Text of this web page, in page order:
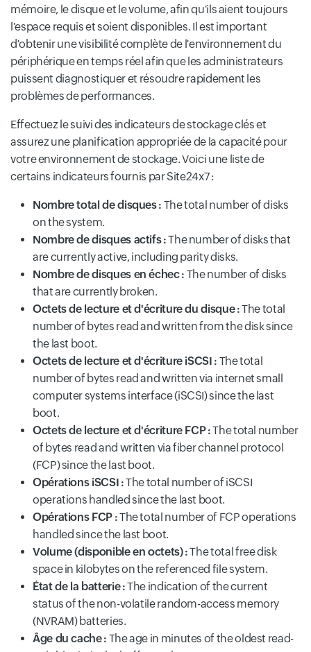
mémoire, le disque et le volume, afin qu'ils aient toujours
l'espace requis et soient disponibles. Il est important
d'obtenir une visibilité complète de l'environnement du
périphérique en temps réel afin que les administrateurs
puissent diagnostiquer et résoudre rapidement les
problèmes de performances.
Effectuez le suivi des indicateurs de stockage clés et
assurez une planification appropriée de la capacité pour
votre environnement de stockage. Voici une liste de
certains indicateurs fournis par Site24x7 :
Nombre total de disques : The total number of disks
on the system.
Nombre de disques actifs :The number of disks that
are currently active, including parity disks.
Nombre de disques en échec : The number of disks
that are currently broken.
Octets de lecture et d'écriture du disque :The total
number of bytes read and written from the disk since
the last boot.
Octets de lecture et d'écriture iSCSI : The total
number of bytes read and written via internet small
computer systems interface (iSCSI) since the last
boot.
Octets de lecture et d'écriture FCP :The total number
of bytes read and written via fiber channel protocol
(FCP) since the last boot.
Opérations iSCSI :The total number of iSCSI
operations handled since the last boot.
Opérations FCP :The total number of FCP operations
handled since the last boot.
Volume (disponible en octets) :The total free disk
space in kilobytes on the referenced file system.
État de la batterie :The indication of the current
status of the non-volatile random-access memory
(NVRAM) batteries.
Âge du cache : The age in minutes of the oldest read-